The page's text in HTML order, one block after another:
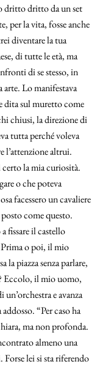
dritto dritto da un set
per la vita, fosse anche
diventare la tua
di tutte le età, ma
di se stesso, in
Lo manifestava
dita sul muretto come
chiusi, la direzione di
tutta perché voleva
l’attenzione altrui.
la mia curiosità.
o che poteva
facessero un cavaliere
come questo.
fissare il castello
o poi, il mio
la piazza senza parlare,
Eccolo, il mio uomo,
e avanza
“Per caso ha
ma non profonda.
almeno una
lei si sta riferendo